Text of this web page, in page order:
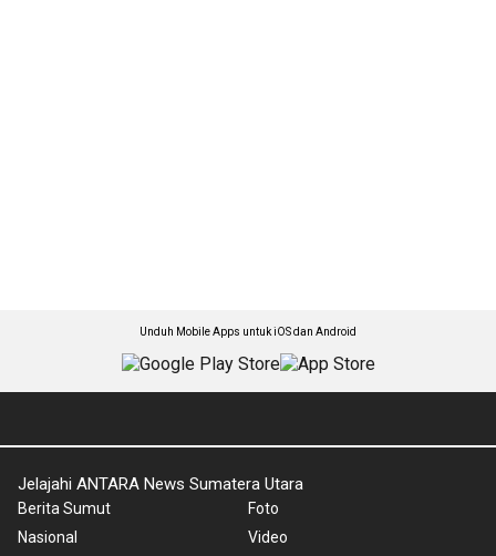
Unduh Mobile Apps untuk iOS dan Android
Jelajahi ANTARA News Sumatera Utara
Berita Sumut
Nasional
Foto
Video